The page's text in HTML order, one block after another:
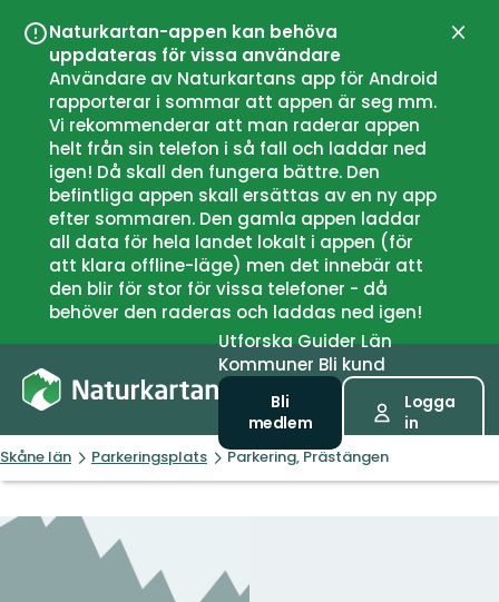
Naturkartan-appen kan behöva
uppdateras för vissa användare
Användare av Naturkartans app för Android
rapporterar i sommar att appen är seg mm.
Vi rekommenderar att man raderar appen
helt från sin telefon i så fall och laddar ned
igen! Då skall den fungera bättre. Den
befintliga appen skall ersättas av en ny app
efter sommaren. Den gamla appen laddar
all data för hela landet lokalt i appen (för
att klara offline-läge) men det innebär att
den blir för stor för vissa telefoner - då
behöver den raderas och laddas ned igen!
UtforskaGuiderLän
Kommuner Bli kund
Bli
medlem
Logga
in
Skåne län Parkeringsplats Parkering, Prästängen